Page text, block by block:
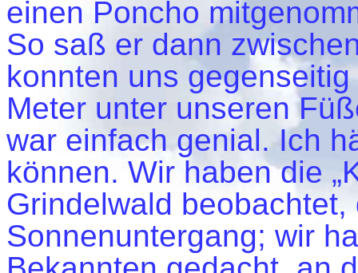
einen Poncho
So saß er dann
konnten uns
Meter unter unseren
war einfach genial. Ich
können. Wir haben die
Grindelwald
Sonnenuntergang; wir